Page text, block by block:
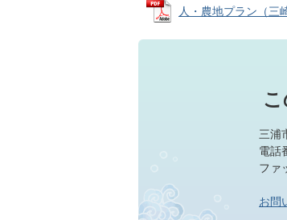
人・農地プラン（三
三浦
電話
ファ
お問